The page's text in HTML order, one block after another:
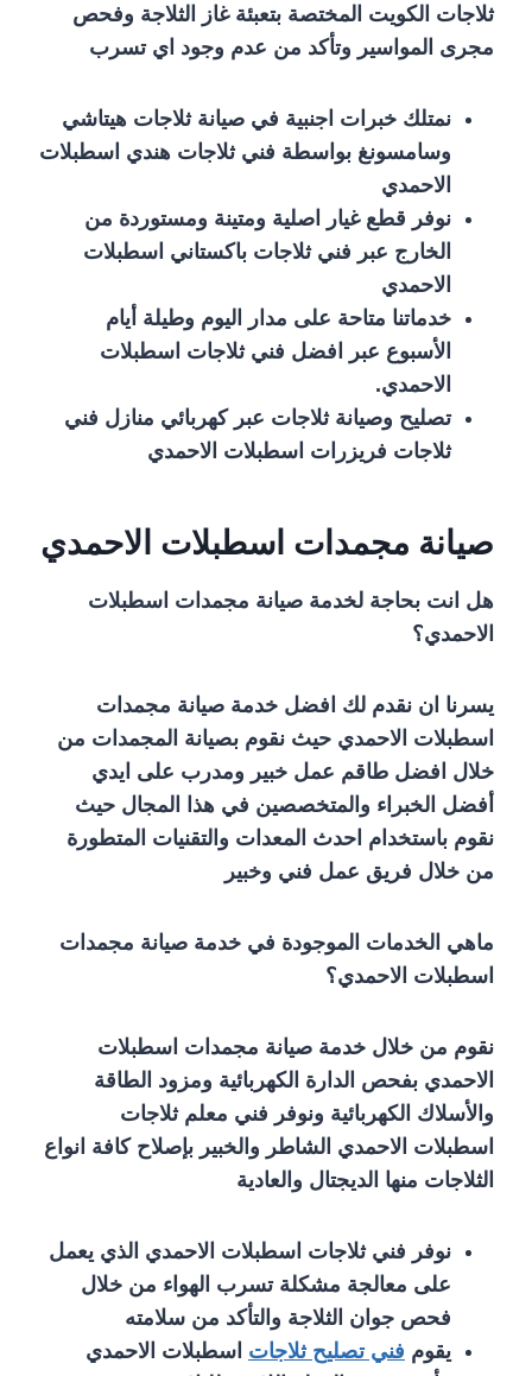
ثلاجات الكويت المختصة بتعبئة غاز الثلاجة وفحص
مجرى المواسير وتأكد من عدم وجود اي تسرب
نمتلك خبرات اجنبية في صيانة ثلاجات هيتاشي
وسامسونغ بواسطة فني ثلاجات هندي اسطبلات
الاحمدي
نوفر قطع غيار اصلية ومتينة ومستوردة من
الخارج عبر فني ثلاجات باكستاني اسطبلات
الاحمدي
خدماتنا متاحة على مدار اليوم وطيلة أيام
الأسبوع عبر افضل فني ثلاجات اسطبلات
الاحمدي.
تصليح وصيانة ثلاجات عبر كهربائي منازل فني
ثلاجات فريزرات اسطبلات الاحمدي
صيانة مجمدات اسطبلات الاحمدي
هل انت بحاجة لخدمة صيانة مجمدات اسطبلات
الاحمدي؟
يسرنا ان نقدم لك افضل خدمة صيانة مجمدات
اسطبلات الاحمدي حيث نقوم بصيانة المجمدات من
خلال افضل طاقم عمل خبير ومدرب على ايدي
أفضل الخبراء والمتخصصين في هذا المجال حيث
نقوم باستخدام احدث المعدات والتقنيات المتطورة
من خلال فريق عمل فني وخبير
ماهي الخدمات الموجودة في خدمة صيانة مجمدات
اسطبلات الاحمدي؟
نقوم من خلال خدمة صيانة مجمدات اسطبلات
الاحمدي بفحص الدارة الكهربائية ومزود الطاقة
والأسلاك الكهربائية ونوفر فني معلم ثلاجات
اسطبلات الاحمدي الشاطر والخبير بإصلاح كافة انواع
الثلاجات منها الديجتال والعادية
نوفر فني ثلاجات اسطبلات الاحمدي الذي يعمل
على معالجة مشكلة تسرب الهواء من خلال
فحص جوان الثلاجة والتأكد من سلامته
يقوم فني تصليح ثلاجات اسطبلات الاحمدي